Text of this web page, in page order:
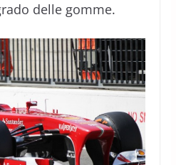
delle gomme.